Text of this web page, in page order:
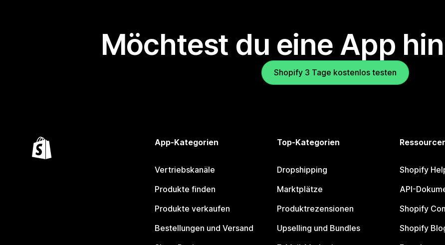
Möchtest du eine App
Shopify 3 Tage kostenlos testen
App-Kategorien
Vertriebskanäle
Produkte finden
Produkte verkaufen
Bestellungen und Versand
Top-Kategorien
Dropshipping
Marktplätze
Produktrezensionen
Upselling und Bundles
Shopify
API-
Shopify
Shopify